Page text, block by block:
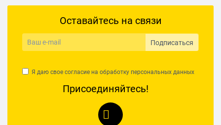
Оставайтесь на связи
Подписаться
Я даю свое согласие на обработку персональных данных
Присоединяйтесь!